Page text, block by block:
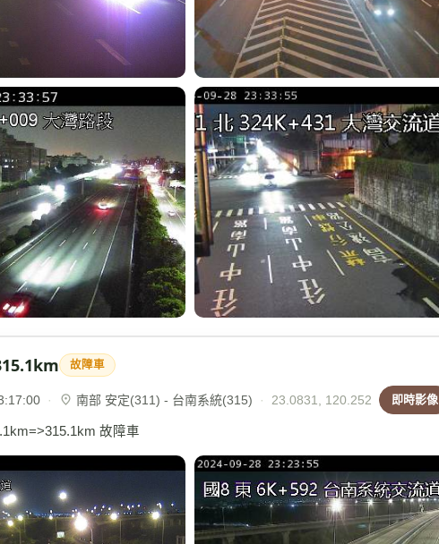
故障車
· 南部 安定(311) - 台南系統(315) · 23.0831, 120.252 即時影像
故障車